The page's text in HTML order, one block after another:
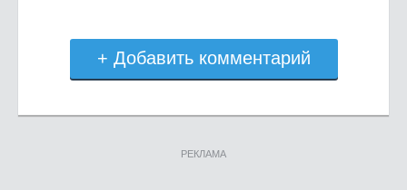
+ Добавить комментарий
РЕКЛАМА